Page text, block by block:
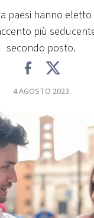
paesi hanno
più
secondo posto.
4 AGOSTO 2023